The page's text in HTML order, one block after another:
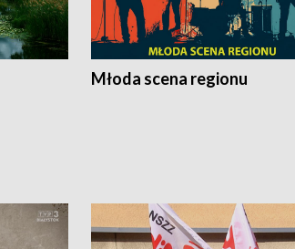
Młoda scena regionu